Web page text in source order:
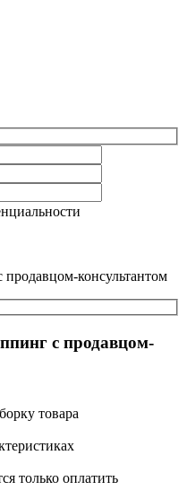
консультантом
с продавцом-
товара
только оплатить